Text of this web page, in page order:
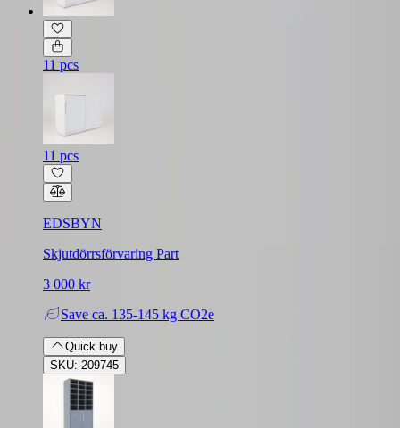
11 pcs
11 pcs
EDSBYN
Skjutdörrsförvaring Part
3 000 kr
Save ca. 135-145 kg CO2e
Quick buy
SKU: 209745